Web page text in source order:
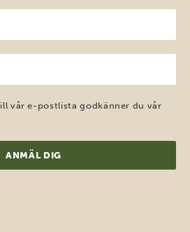
vår e-postlista godkänner du vår